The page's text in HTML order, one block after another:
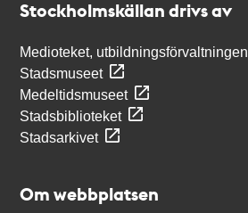
Stockholmskällan drivs av
Medioteket, utbildningsförvaltningen
Stadsmuseet
Medeltidsmuseet
Stadsbiblioteket
Stadsarkivet
Om webbplatsen